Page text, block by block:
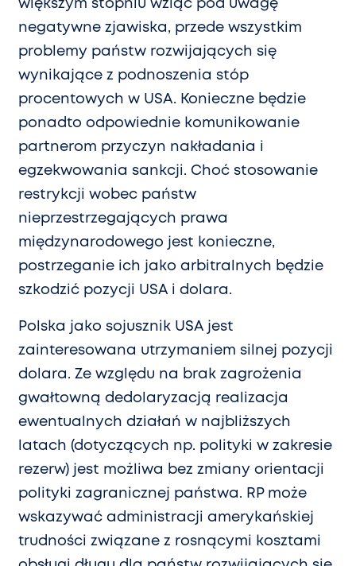
większym stopniu wziąć pod uwagę
negatywne zjawiska, przede wszystkim
problemy państw rozwijających się
wynikające z podnoszenia stóp
procentowych w USA. Konieczne będzie
ponadto odpowiednie komunikowanie
partnerom przyczyn nakładania i
egzekwowania sankcji. Choć stosowanie
restrykcji wobec państw
nieprzestrzegających prawa
międzynarodowego jest konieczne,
postrzeganie ich jako arbitralnych będzie
szkodzić pozycji USA i dolara.
Polska jako sojusznik USA jest
zainteresowana utrzymaniem silnej pozycji
dolara. Ze względu na brak zagrożenia
gwałtowną dedolaryzacją realizacja
ewentualnych działań w najbliższych
latach (dotyczących np. polityki w zakresie
rezerw) jest możliwa bez zmiany orientacji
polityki zagranicznej państwa. RP może
wskazywać administracji amerykańskiej
trudności związane z rosnącymi kosztami